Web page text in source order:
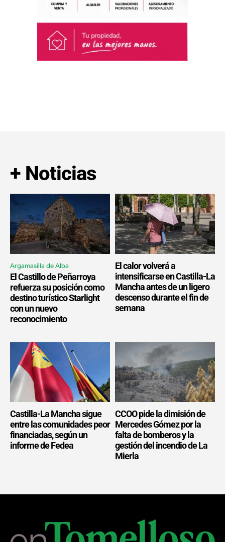
+ Noticias
Argamasilla de Alba
El Castillo de Peñarroya
refuerza su posición como
destino turístico Starlight
con un nuevo
reconocimiento
El calor volverá a
intensificarse en Castilla-La
Mancha antes de un ligero
descenso durante el fin de
semana
Castilla-La Mancha sigue
entre las comunidades peor
financiadas, según un
informe de Fedea
CCOO pide la dimisión de
Mercedes Gómez por la
falta de bomberos y la
gestión del incendio de La
Mierla